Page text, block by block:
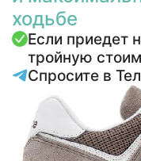
ходьбе
Если приедет
тройную
Спросите в